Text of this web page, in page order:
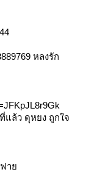
หลงรัก
แล้ว ดุหยง ถูกใจ
ฟา